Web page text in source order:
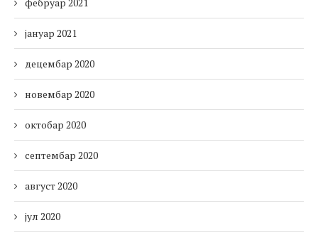
фебруар 2021
јануар 2021
децембар 2020
новембар 2020
октобар 2020
септембар 2020
август 2020
јул 2020